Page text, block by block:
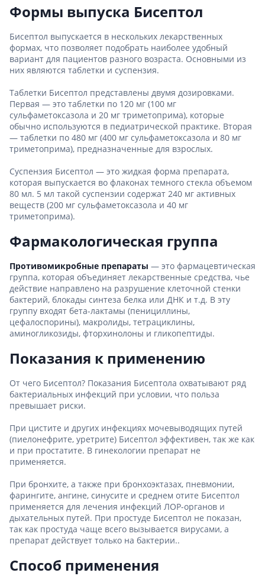
Формы выпуска Бисептол
Бисептол выпускается в нескольких лекарственных
формах, что позволяет подобрать наиболее удобный
вариант для пациентов разного возраста. Основными из
них являются таблетки и суспензия.
Таблетки Бисептол представлены двумя дозировками.
Первая — это таблетки по 120 мг (100 мг
сульфаметоксазола и 20 мг триметоприма), которые
обычно используются в педиатрической практике. Вторая
— таблетки по 480 мг (400 мг сульфаметоксазола и 80 мг
триметоприма), предназначенные для взрослых.
Суспензия Бисептол — это жидкая форма препарата,
которая выпускается во флаконах темного стекла объемом
80 мл. 5 мл такой суспензии содержат 240 мг активных
веществ (200 мг сульфаметоксазола и 40 мг
триметоприма).
Фармакологическая группа
Противомикробные препараты — это фармацевтическая
группа, которая объединяет лекарственные средства, чье
действие направлено на разрушение клеточной стенки
бактерий, блокады синтеза белка или ДНК и т.д. В эту
группу входят бета-лактамы (пенициллины,
цефалоспорины), макролиды, тетрациклины,
аминогликозиды, фторхинолоны и гликопептиды.
Показания к применению
От чего Бисептол? Показания Бисептола охватывают ряд
бактериальных инфекций при условии, что польза
превышает риски.
При цистите и других инфекциях мочевыводящих путей
(пиелонефрите, уретрите) Бисептол эффективен, так же как
и при простатите. В гинекологии препарат не
применяется.
При бронхите, а также при бронхоэктазах, пневмонии,
фарингите, ангине, синусите и среднем отите Бисептол
применяется для лечения инфекций ЛОР-органов и
дыхательных путей. При простуде Бисептол не показан,
так как простуда чаще всего вызывается вирусами, а
препарат действует только на бактерии..
Способ применения